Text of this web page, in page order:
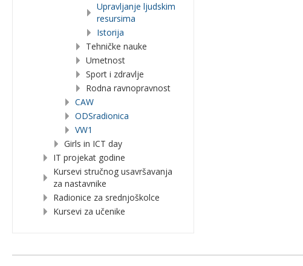
Upravljanje ljudskim
resursima
Istorija
Tehničke nauke
Umetnost
Sport i zdravlje
Rodna ravnopravnost
CAW
ODSradionica
VW1
Girls in ICT day
IT projekat godine
Kursevi stručnog usavršavanja
za nastavnike
Radionice za srednjoškolce
Kursevi za učenike